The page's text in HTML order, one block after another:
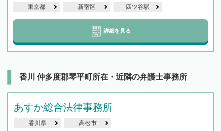
東京都 新宿区 四ツ谷駅
詳細を見る
香川 仲多度郡琴平町所在・近隣の弁護士事務所
あすか総合法律事務所
香川県 高松市